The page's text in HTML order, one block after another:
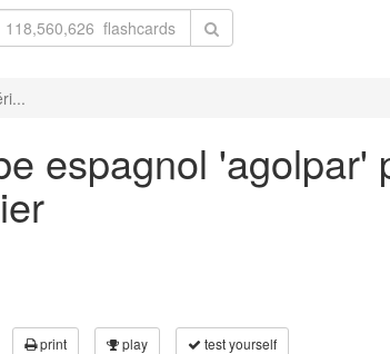
espagnol 'agolpar'
print play test yourself